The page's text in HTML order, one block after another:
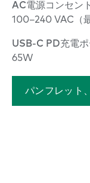
AC電源コンセン
100–240 VAC（
USB-C PD充電ポ
65W
パンフレット